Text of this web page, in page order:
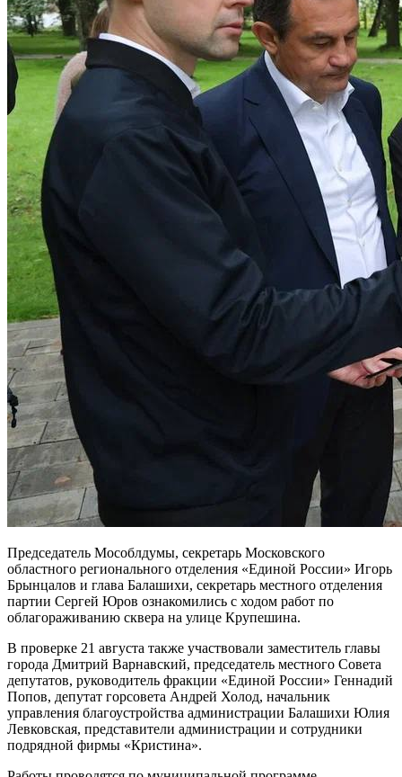
Председатель Мособлдумы, секретарь Московского
областного регионального отделения «Единой России» Игорь
Брынцалов и глава Балашихи, секретарь местного отделения
партии Сергей Юров ознакомились с ходом работ по
облагораживанию сквера на улице Крупешина.
В проверке 21 августа также участвовали заместитель главы
города Дмитрий Варнавский, председатель местного Совета
депутатов, руководитель фракции «Единой России» Геннадий
Попов, депутат горсовета Андрей Холод, начальник
управления благоустройства администрации Балашихи Юлия
Левковская, представители администрации и сотрудники
подрядной фирмы «Кристина».